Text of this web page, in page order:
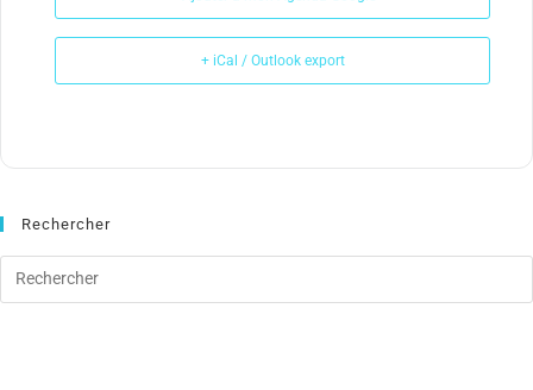
+ iCal / Outlook export
Rechercher